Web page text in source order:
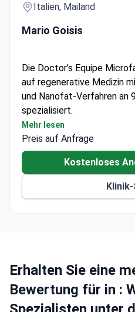
Italien, Mailand
Mario Goisis
Die Doctor’s Equipe
auf regenerative Medizin
und Nanofat-Verfahren an
spezialisiert.
Exzellenzzentren für
Hauptsitz in Mailand in
Einkaufsviertels
Konzentriert sich
Mehr lesen
Preis auf Anfrage
Kostenloses
Erhalten Sie eine
Bewertung für in :